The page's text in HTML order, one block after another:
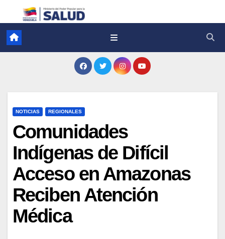
NOTICIAS REGIONALES
Comunidades
Indígenas de Difícil
Acceso en Amazonas
Reciben Atención
Médica